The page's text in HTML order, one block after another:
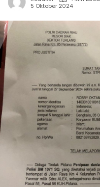
5 Oktober 2024